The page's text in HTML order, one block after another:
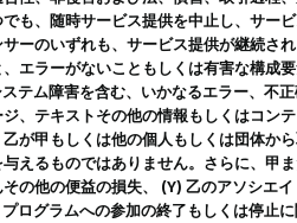
も、随時サービス提供を中止し、サー
ーのいずれも、サービス提供が継続さ
エラーがないこともしくは有害な構成
テム障害を含む、いかなるエラー、不
、テキストその他の情報もしくはコン
が甲もしくは他の個人もしくは団体か
えるものではありません。さらに、甲
の他の便益の損失、 (Y) 乙のアソシエ
ログラムへの参加の終了もしくは停止